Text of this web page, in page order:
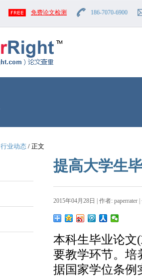
免费论文检测 186-7070-6900
行业动态 / 正文
提高大学生
2015年04月28日 | 作者: paperrater
本科生毕业论文
要教学环节。培
据国家学位条例